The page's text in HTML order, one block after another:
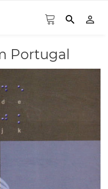
search person_outline
Portugal